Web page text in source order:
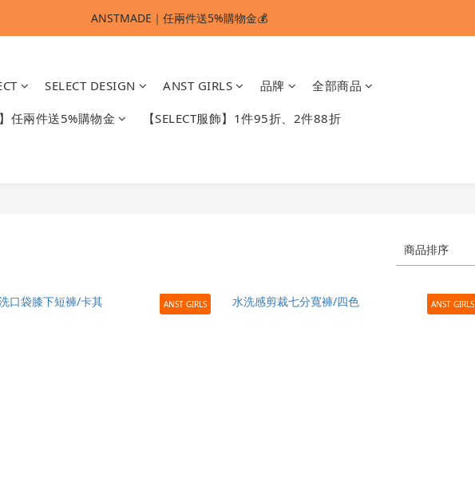
ANSTMADE｜任兩件送5%購物金💰
ANSTMADE｜任兩件送5%購物金💰
多重好禮滿額贈🔥
ANSTMADE｜任兩件送5%購物金💰
SELECT DESIGN ANST GIRLS 品牌 全部商品
任兩件送5%購物金 【SELECT服飾】1件95折、2件88折
商品排序
ANST GIRLS ANST GIRLS